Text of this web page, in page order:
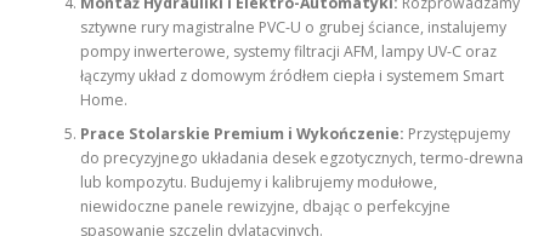
sztywne rury magistralne PVC-U o grubej ściance, instalujemy
pompy inwerterowe, systemy filtracji AFM, lampy UV-C oraz
łączymy układ z domowym źródłem ciepła i systemem Smart
Home.
Prace Stolarskie Premium i Wykończenie: Przystępujemy
do precyzyjnego układania desek egzotycznych, termo-drewna
lub kompozytu. Budujemy i kalibrujemy modułowe,
niewidoczne panele rewizyjne, dbając o perfekcyjne
spasowanie szczelin dylatacyjnych.